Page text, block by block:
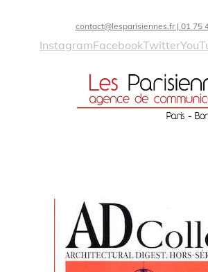
contact@lesparisiennes.fr | 01 75
InstagramFacebookTwitter